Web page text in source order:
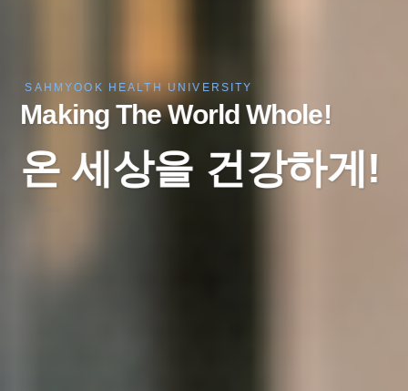
SAHMYOOK HEALTH UNIVERSITY
Making The World Whole!
온 세상을 건강하게!